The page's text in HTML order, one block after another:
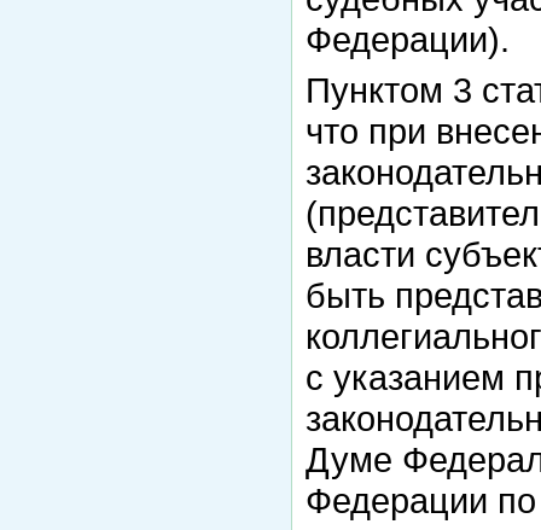
Федерации).
Пунктом 3
что при
власти
быть
с указанием
Думе
Федерации по